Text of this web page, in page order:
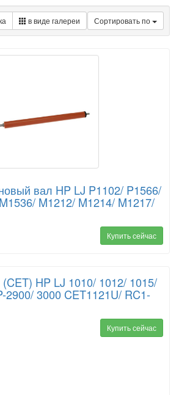
Сортировать по
в виде галереи
вал HP LJ P1102/ P1566/
M1212/ M1214/ M1217/
Купить сейчас
HP LJ 1010/ 1012/ 1015/
2900/ 3000 CET1121U/ RC1-
Купить сейчас